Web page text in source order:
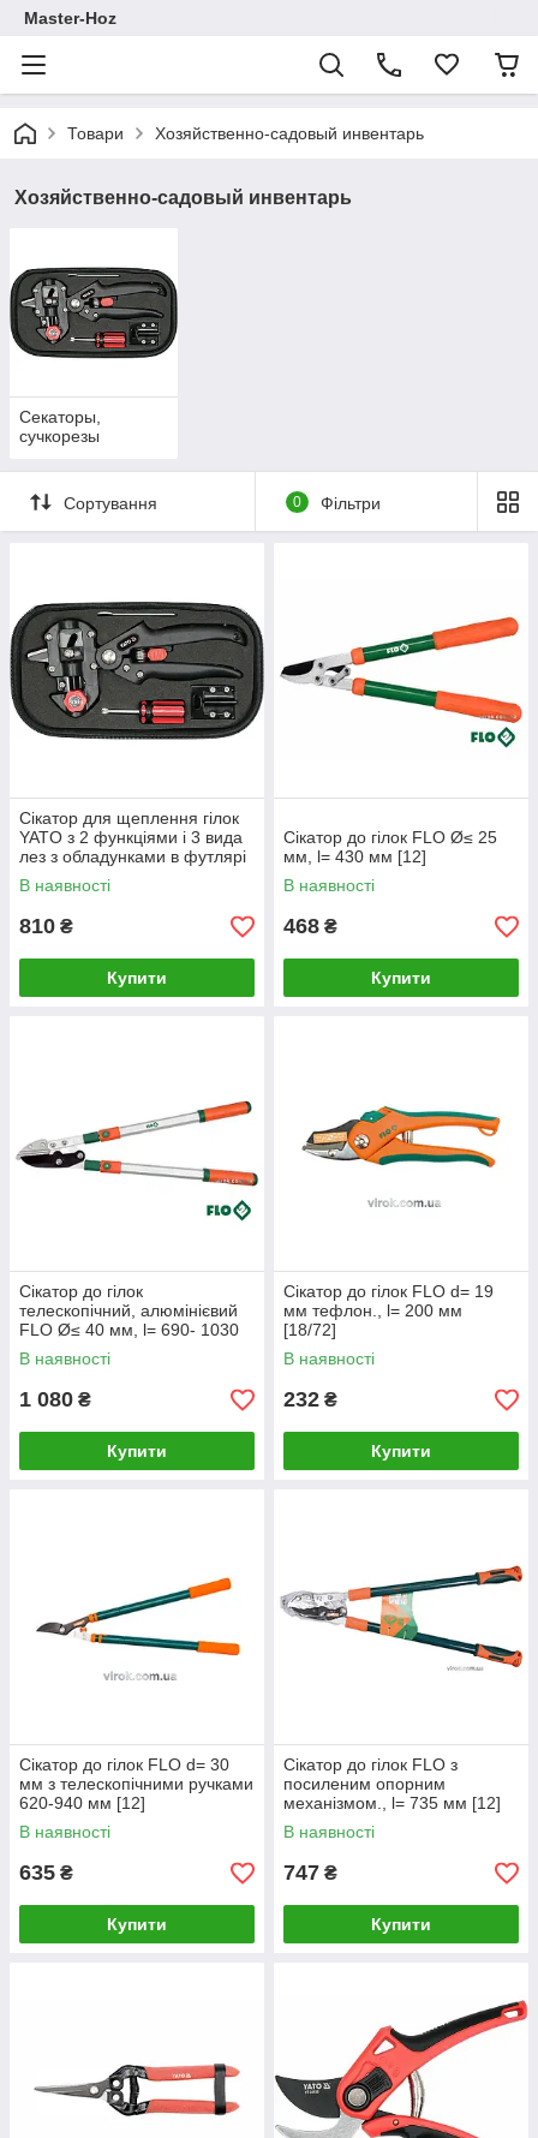
Master-Hoz
Товари Хозяйственно-садовый инвентарь
Хозяйственно-садовый инвентарь
Секаторы,
сучкорезы
Сортування 0 Фільтри
Сікатор для щеплення гілок
YATO з 2 функціями і 3 вида
лез з обладунками в футлярі
[20]
В наявності
810 ₴
Купити
Сікатор до гілок FLO Ø≤ 25
мм, l= 430 мм [12]
В наявності
468 ₴
Купити
Сікатор до гілок
телескопічний, алюмінієвий
FLO Ø≤ 40 мм, l= 690- 1030
мм [6/144]
В наявності
1 080 ₴
Купити
Сікатор до гілок FLO d= 19
мм тефлон., l= 200 мм
[18/72]
В наявності
232 ₴
Купити
Сікатор до гілок FLO d= 30
мм з телескопічними ручками
620-940 мм [12]
В наявності
635 ₴
Купити
Сікатор до гілок FLO з
посиленим опорним
механізмом., l= 735 мм [12]
В наявності
747 ₴
Купити